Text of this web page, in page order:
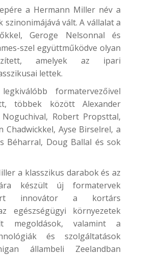
a Hermann Miller név a
vált. A vállalat a
Geroge Nelsonnal és
szel együttműködve olyan
amelyek az ipari
lettek.
formatervezőivel
többek között Alexander
Robert Propsttal,
Chadwickkel, Ayse Birselrel, a
Béharral, Doug Ballal és sok
a klasszikus darabok és az
készült új formatervek
innovátor a kortárs
egészségügyi környezetek
megoldások, valamint a
és szolgáltatások
állambeli Zeelandban